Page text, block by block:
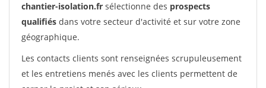
chantier-isolation.fr sélectionne des prospects
qualifiés dans votre secteur d'activité et sur votre zone
géographique.
Les contacts clients sont renseignées scrupuleusement
et les entretiens menés avec les clients permettent de